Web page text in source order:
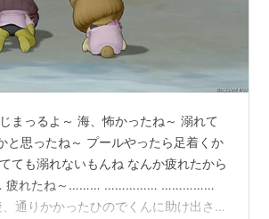
まっるよ～ 海、怖かったね～ 溺れて
と思ったね～ プールやったら足着くか
ても溺れないもんね なんか疲れたから
疲れたね～……… …………… ……………
りかかったひのでくんに助け出され